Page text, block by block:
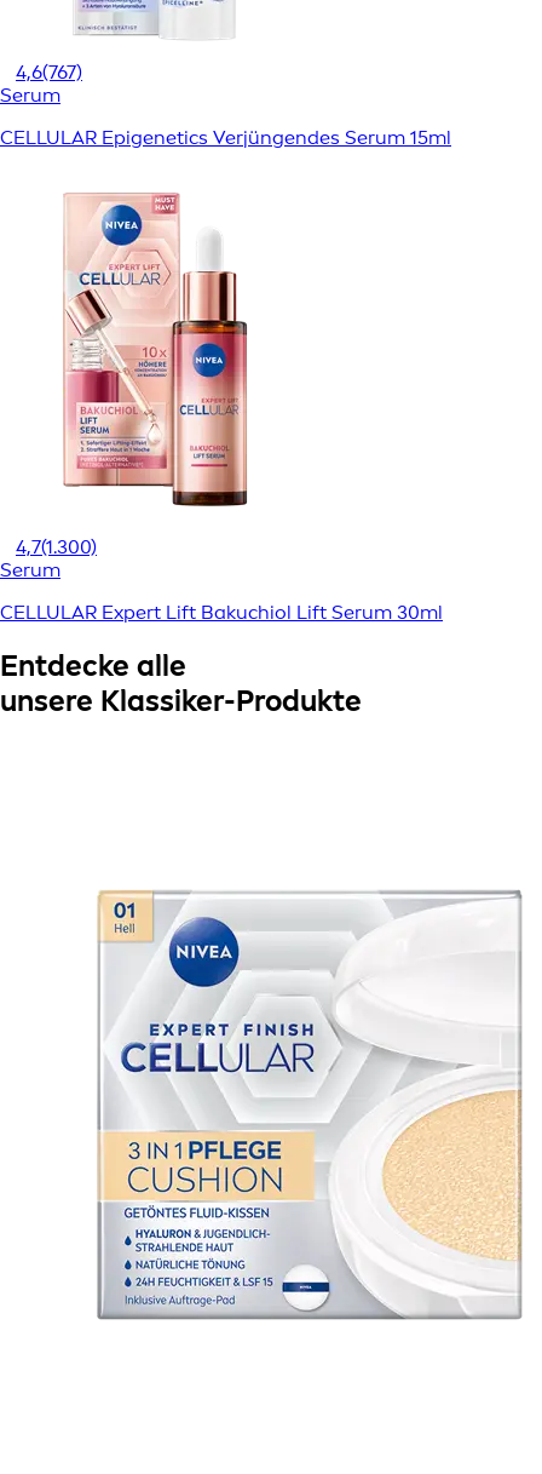
4,6(767)
Serum
CELLULAR Epigenetics Verjüngendes Serum 15ml
4,7(1.300)
Serum
CELLULAR Expert Lift Bakuchiol Lift Serum 30ml
Entdecke alle
unsere Klassiker-Produkte